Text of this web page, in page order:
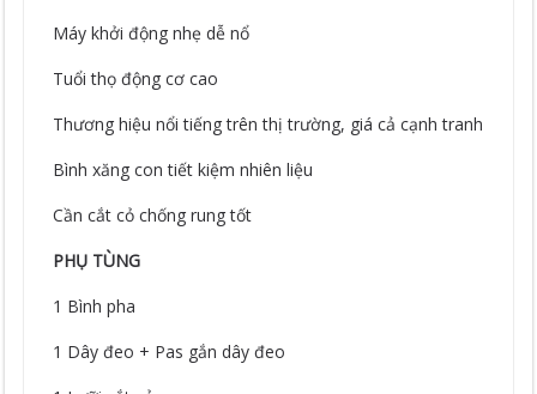
Máy khởi động nhẹ dễ nổ
Tuổi thọ động cơ cao
Thương hiệu nổi tiếng trên thị trường, giá cả cạnh tranh
Bình xăng con tiết kiệm nhiên liệu
Cần cắt cỏ chống rung tốt
PHỤ TÙNG
1 Bình pha
1 Dây đeo + Pas gắn dây đeo